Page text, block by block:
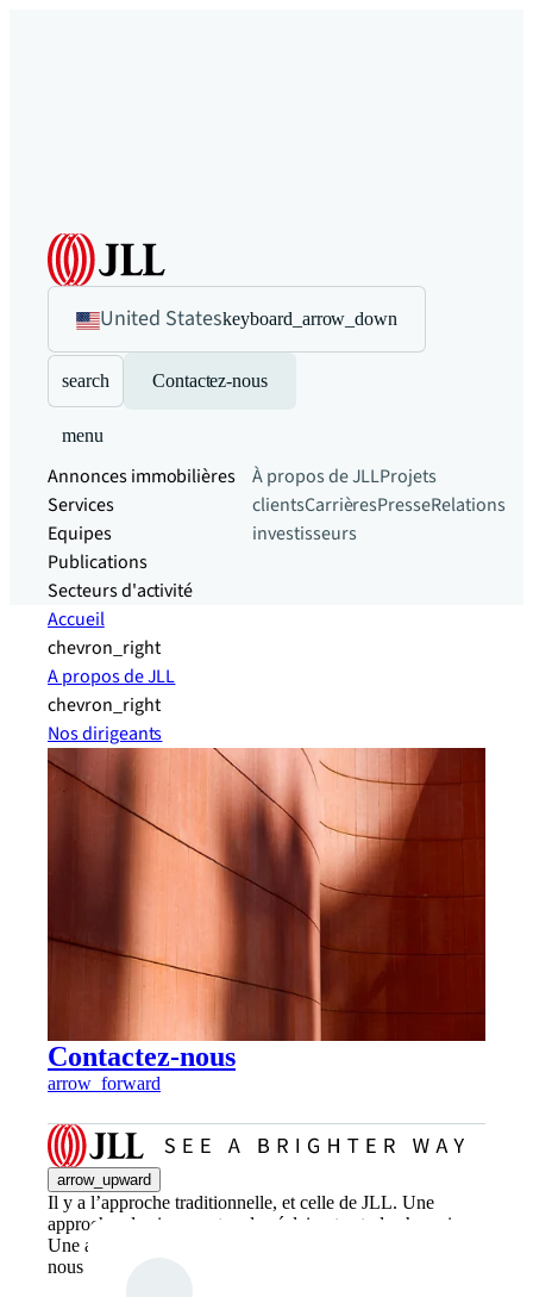
United Stateskeyboard_arrow_down
search Contactez-nous
menu
Annonces immobilières
Services
Equipes
Publications
Secteurs d'activité
À propos de JLLProjets
clientsCarrièresPresseRelations
investisseurs
Accueil
chevron_right
A propos de JLL
chevron_right
Nos dirigeants
Contactez-nous
arrow_forward
arrow_upward
Il y a l’approche traditionnelle, et celle de JLL. Une
approche plus innovante, plus éclairante et plus humaine.
Une approche plus prometteuse. Découvrez comment
nous aidons nos clients à atteindre leurs objectifs.